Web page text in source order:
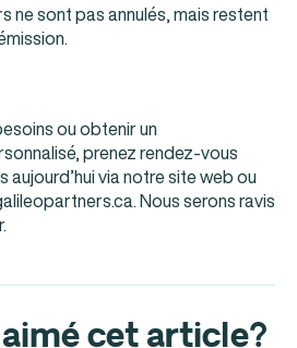
ne sont pas annulés, mais restent
ou obtenir un
prenez rendez-vous
via notre site web ou
Nous serons ravis
cet article?